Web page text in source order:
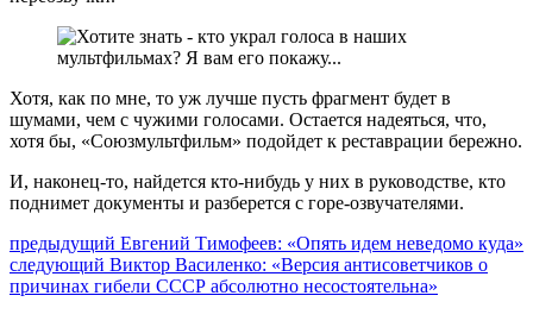
Хотя, как по мне, то уж лучше пусть фрагмент будет в
шумами, чем с чужими голосами. Остается надеяться, что,
хотя бы, «Союзмультфильм» подойдет к реставрации бережно.
И, наконец-то, найдется кто-нибудь у них в руководстве, кто
поднимет документы и разберется с горе-озвучателями.
Навигация
по
предыдущий Предыдущий
пост:
Евгений Тимофеев: «Опять идем неведомо куда»
следующий Следующее
сообщение:
Виктор Василенко: «Версия антисоветчиков о
причинах гибели СССР абсолютно несостоятельна»